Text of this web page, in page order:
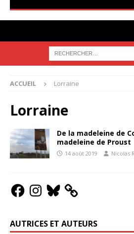
ACCUEIL Lorraine
Lorraine
De la madeleine de
madeleine de Proust
14 août 2019 Nicolas
AUTRICES ET AUTEURS